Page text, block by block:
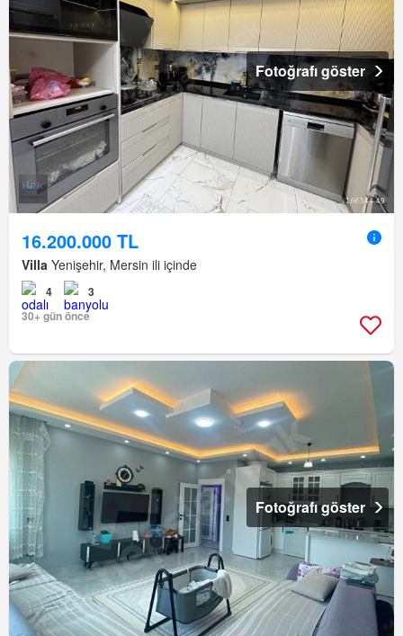
Fotoğrafı göster
16.200.000 TL
Villa Yenişehir, Mersin ili içinde
4
3
30+ gün önce
Fotoğrafı göster